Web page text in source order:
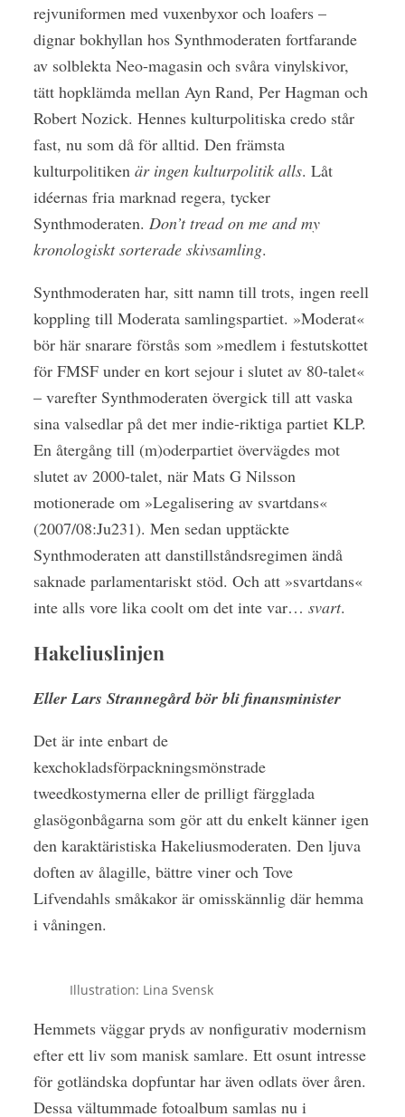
rejvuniformen med vuxenbyxor och loafers –
dignar bokhyllan hos Synthmoderaten fortfarande
av solblekta Neo-magasin och svåra vinylskivor,
tätt hopklämda mellan Ayn Rand, Per Hagman och
Robert Nozick. Hennes kulturpolitiska credo står
fast, nu som då för alltid. Den främsta
kulturpolitikenär ingen kulturpolitik alls. Låt
idéernas fria marknad regera, tycker
Synthmoderaten. Don’t tread on me and my
kronologiskt sorterade skivsamling.
Synthmoderaten har, sitt namn till trots, ingen reell
koppling till Moderata samlingspartiet. »Moderat«
bör här snarare förstås som »medlem i festutskottet
för FMSF under en kort sejour i slutet av 80-talet«
– varefter Synthmoderaten övergick till att vaska
sina valsedlar på det mer indie-riktiga partiet KLP.
En återgång till (m)oderpartiet övervägdes mot
slutet av 2000-talet, när Mats G Nilsson
motionerade om »Legalisering av svartdans«
(2007/08:Ju231). Men sedan upptäckte
Synthmoderaten att danstillståndsregimen ändå
saknade parlamentariskt stöd. Och att »svartdans«
inte alls vore lika coolt om det inte var… svart.
Hakeliuslinjen
Eller Lars Strannegård bör bli finansminister
Det är inte enbart de
kexchokladsförpackningsmönstrade
tweedkostymerna eller de prilligt färgglada
glasögonbågarna som gör att du enkelt känner igen
den karaktäristiska Hakeliusmoderaten. Den ljuva
doften av ålagille, bättre viner och Tove
Lifvendahls småkakor är omisskännlig där hemma
i våningen.
Illustration: Lina Svensk
Hemmets väggar pryds av nonfigurativ modernism
efter ett liv som manisk samlare. Ett osunt intresse
för gotländska dopfuntar har även odlats över åren.
Dessa vältummade fotoalbum samlas nu i